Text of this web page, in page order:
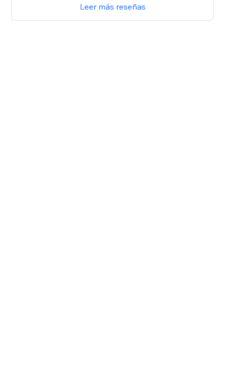
Leer más reseñas